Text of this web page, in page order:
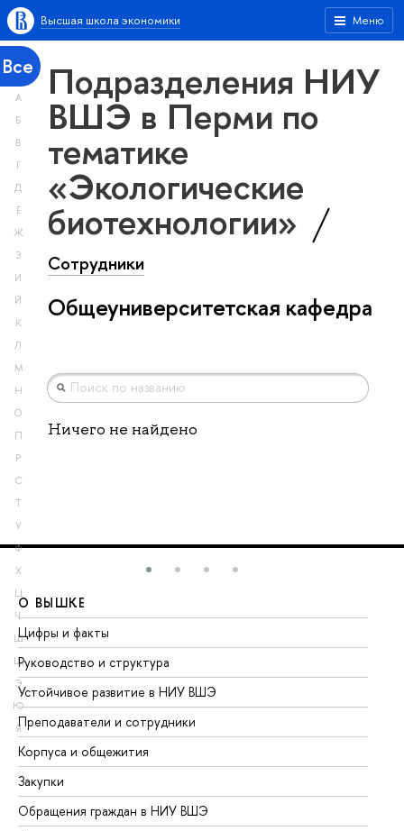
Меню
Высшая школа экономики
Все
А
Б
В
Г
Д
Е
Ж
З
И
Й
К
Л
М
Н
О
П
Р
С
Т
У
Ф
Х
Ц
Ч
Ш
Щ
Э
Ю
Я
Подразделения НИУ
ВШЭ в Перми по
тематике
«Экологические
биотехнологии»
Сотрудники
Общеуниверситетская кафедра
Ничего не найдено
О ВЫШКЕ
Цифры и факты
Руководство и структура
Устойчивое развитие в НИУ ВШЭ
Преподаватели и сотрудники
Корпуса и общежития
Закупки
Обращения граждан в НИУ ВШЭ